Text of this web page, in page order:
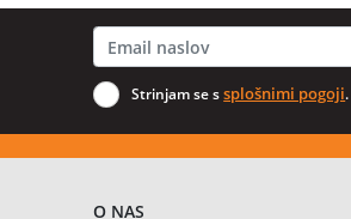
Strinjam se ssplošnimi pogoji.
O NAS